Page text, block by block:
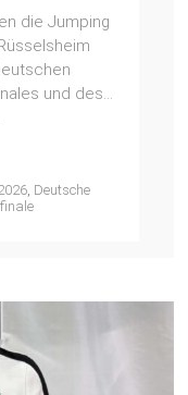
die Jumping
und des...
, Deutsche